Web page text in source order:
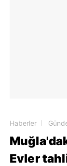
Haberler
Evler